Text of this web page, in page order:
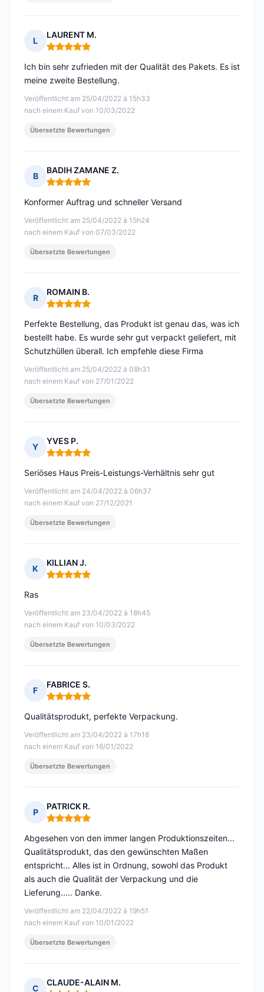
L
LAURENT M.
Hinweis: 5 von 5
Veröffentlicht am 25/04/2022 à 15h33
nach einem Kauf von 10/03/2022
Ich bin sehr zufrieden mit der Qualität des Pakets. Es ist
meine zweite Bestellung.
Übersetzte Bewertungen
B
BADIH ZAMANE Z.
Hinweis: 5 von 5
Veröffentlicht am 25/04/2022 à 15h24
nach einem Kauf von 07/03/2022
Konformer Auftrag und schneller Versand
Übersetzte Bewertungen
R
ROMAIN B.
Hinweis: 5 von 5
Veröffentlicht am 25/04/2022 à 08h31
nach einem Kauf von 27/01/2022
Perfekte Bestellung, das Produkt ist genau das, was ich
bestellt habe. Es wurde sehr gut verpackt geliefert, mit
Schutzhüllen überall. Ich empfehle diese Firma
Übersetzte Bewertungen
Y
YVES P.
Hinweis: 5 von 5
Veröffentlicht am 24/04/2022 à 06h37
nach einem Kauf von 27/12/2021
Seriöses Haus Preis-Leistungs-Verhältnis sehr gut
Übersetzte Bewertungen
K
KILLIAN J.
Hinweis: 5 von 5
Veröffentlicht am 23/04/2022 à 18h45
nach einem Kauf von 10/03/2022
Ras
Übersetzte Bewertungen
F
FABRICE S.
Hinweis: 5 von 5
Veröffentlicht am 23/04/2022 à 17h18
nach einem Kauf von 16/01/2022
Qualitätsprodukt, perfekte Verpackung.
Übersetzte Bewertungen
P
PATRICK R.
Hinweis: 5 von 5
Veröffentlicht am 22/04/2022 à 19h51
nach einem Kauf von 10/01/2022
Abgesehen von den immer langen Produktionszeiten...
Qualitätsprodukt, das den gewünschten Maßen
entspricht... Alles ist in Ordnung, sowohl das Produkt
als auch die Qualität der Verpackung und die
Lieferung..... Danke.
Übersetzte Bewertungen
C
CLAUDE-ALAIN M.